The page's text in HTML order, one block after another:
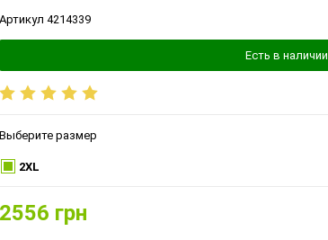
Артикул 4214339
Есть в наличии
Выберите размер
2XL
2556 грн